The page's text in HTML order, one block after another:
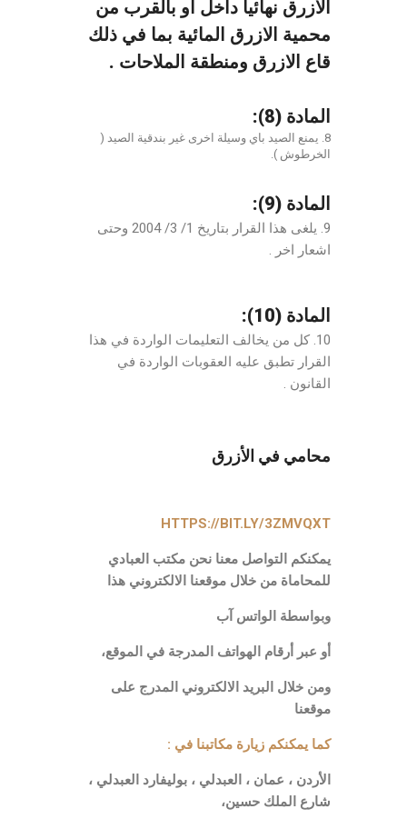
الازرق نهائيا داخل او بالقرب من
محمية الازرق المائية بما في ذلك
قاع الازرق ومنطقة الملاحات .
المادة (8):
8. يمنع الصيد باي وسيلة اخرى غير بندقية الصيد (
الخرطوش ).
المادة (9):
9. يلغى هذا القرار بتاريخ 1/ 3/ 2004 وحتى
اشعار اخر .
المادة (10):
10. كل من يخالف التعليمات الواردة في هذا
القرار تطبق عليه العقوبات الواردة في
القانون .
محامي في الأزرق
HTTPS://BIT.LY/3ZMVQXT
يمكنكم التواصل معنا نحن مكتب العبادي
للمحاماة من خلال موقعنا الالكتروني هذا
وبواسطة الواتس آب
أو عبر أرقام الهواتف المدرجة في الموقع،
ومن خلال البريد الالكتروني المدرج على
موقعنا
كما يمكنكم زيارة مكاتبنا في :
الأردن ، عمان ، العبدلي ، بوليفارد العبدلي ،
شارع الملك حسين،